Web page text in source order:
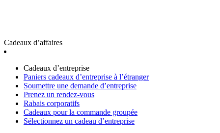
Cadeaux d’affaires
Cadeaux d’entreprise
Paniers cadeaux d’entreprise à l’étranger
Soumettre une demande d’entreprise
Prenez un rendez-vous
Rabais corporatifs
Cadeaux pour la commande groupée
Sélectionnez un cadeau d’entreprise